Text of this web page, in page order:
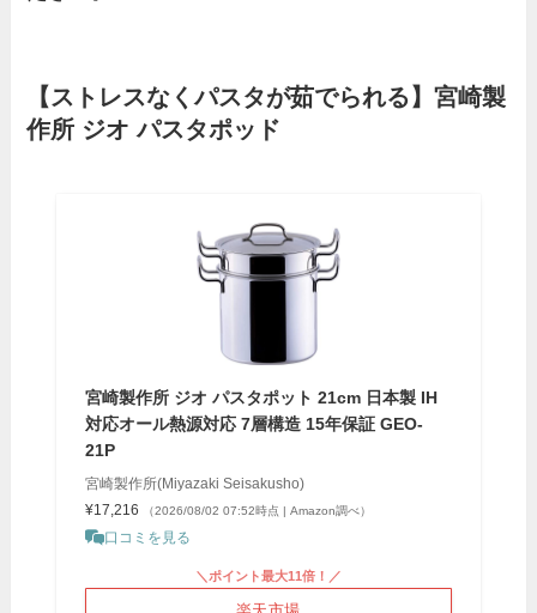
【ストレスなくパスタが茹でられる】宮崎製
作所 ジオ パスタポッド
宮崎製作所 ジオ パスタポット 21cm 日本製 IH
対応オール熱源対応 7層構造 15年保証 GEO-
21P
宮崎製作所(Miyazaki Seisakusho)
¥17,216
（2026/08/02 07:52時点 | Amazon調べ）
口コミを見る
＼ポイント最大11倍！／